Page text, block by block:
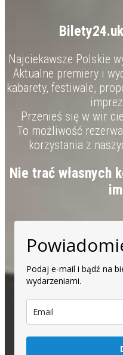
Najciekawsze Polskie
Aktualne premiery i
kabarety, festiwale,
Przenieś się w wir
To możliwość
korzystania z
Nie trać własnych
Podaj e-mail i bądź na
wydarzeniami.